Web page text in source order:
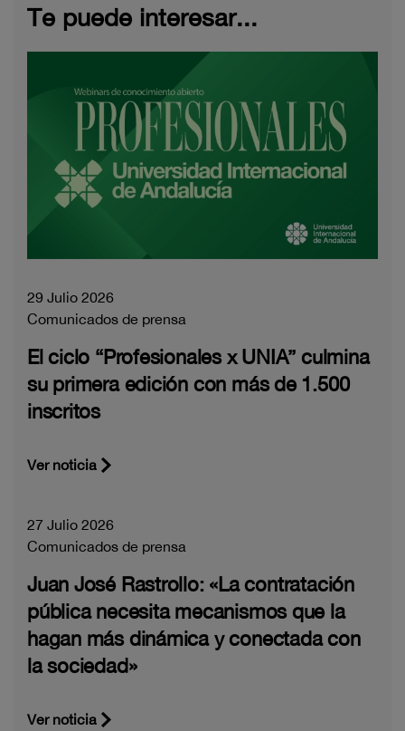
Te puede interesar...
29 Julio 2026
Comunicados de prensa
El ciclo “Profesionales x UNIA” culmina
su primera edición con más de 1.500
inscritos
Ver noticia
27 Julio 2026
Comunicados de prensa
Juan José Rastrollo: «La contratación
pública necesita mecanismos que la
hagan más dinámica y conectada con
la sociedad»
Ver noticia